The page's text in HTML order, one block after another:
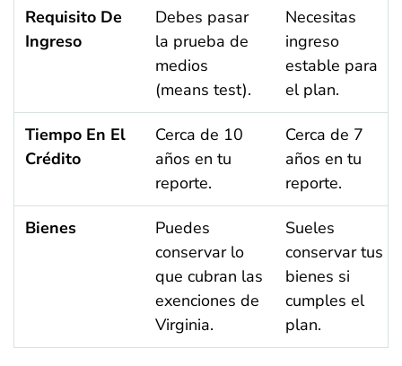
Requisito De
Ingreso
Debes pasar
la prueba de
medios
(means test).
Necesitas
ingreso
estable para
el plan.
Tiempo En El
Crédito
Cerca de 10
años en tu
reporte.
Cerca de 7
años en tu
reporte.
Bienes
Puedes
conservar lo
que cubran las
exenciones de
Virginia.
Sueles
conservar tus
bienes si
cumples el
plan.